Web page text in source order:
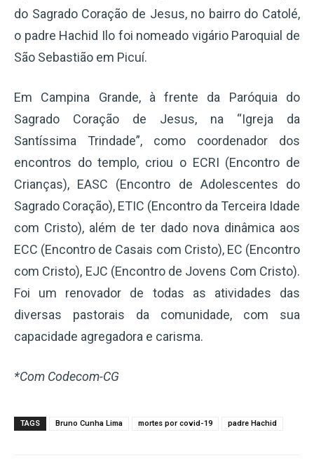
do Sagrado Coração de Jesus, no bairro do Catolé,
o padre Hachid Ilo foi nomeado vigário Paroquial de
São Sebastião em Picuí.
Em Campina Grande, à frente da Paróquia do
Sagrado Coração de Jesus, na “Igreja da
Santíssima Trindade”, como coordenador dos
encontros do templo, criou o ECRI (Encontro de
Crianças), EASC (Encontro de Adolescentes do
Sagrado Coração), ETIC (Encontro da Terceira Idade
com Cristo), além de ter dado nova dinâmica aos
ECC (Encontro de Casais com Cristo), EC (Encontro
com Cristo), EJC (Encontro de Jovens Com Cristo).
Foi um renovador de todas as atividades das
diversas pastorais da comunidade, com sua
capacidade agregadora e carisma.
*Com Codecom-CG
TAGS Bruno Cunha Lima mortes por covid-19 padre Hachid